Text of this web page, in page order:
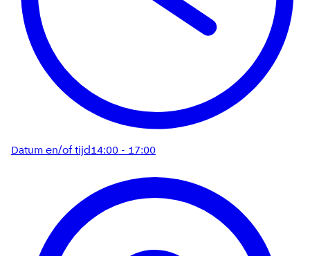
Datum en/of tijd14:00 - 17:00